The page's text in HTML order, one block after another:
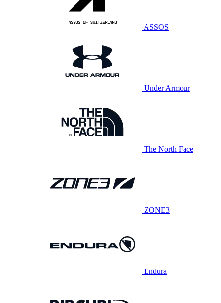
ASSOS
Under Armour
The North Face
ZONE3
Endura